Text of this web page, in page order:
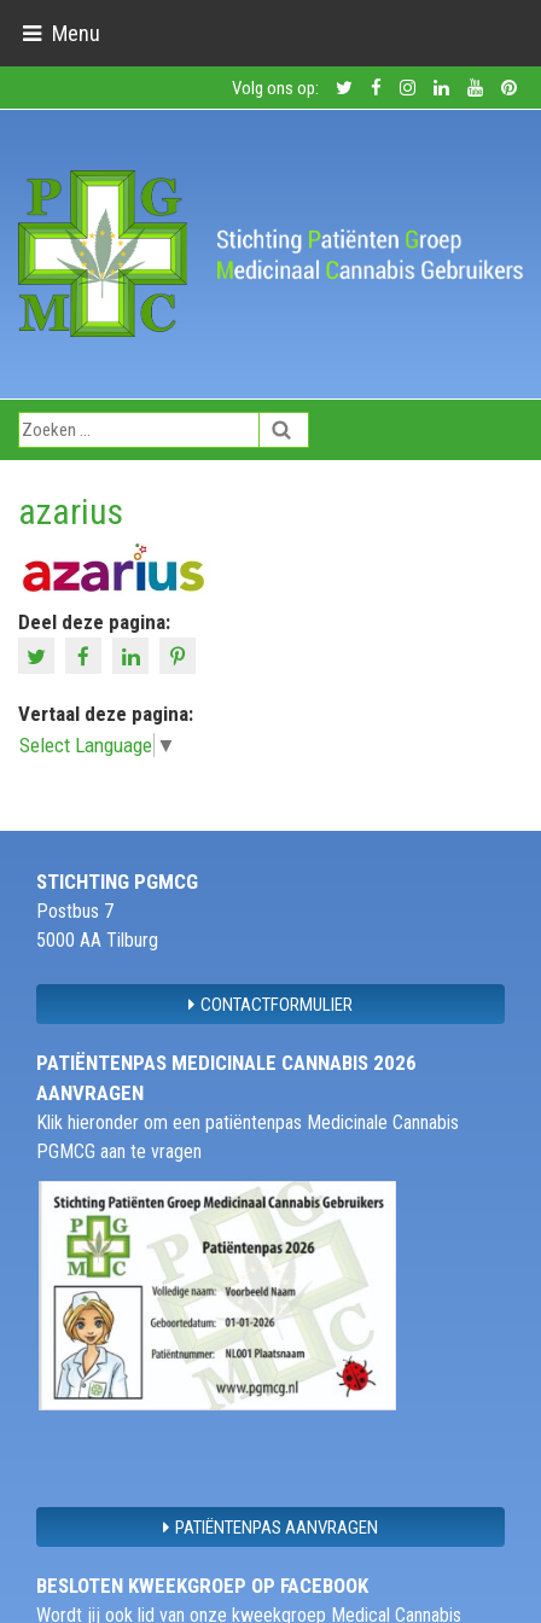
Menu
Volg ons op:
azarius
Deel deze pagina:
Vertaal deze pagina:
Select Language ▼
STICHTING PGMCG
Postbus 7
5000 AA Tilburg
CONTACTFORMULIER
PATIËNTENPAS MEDICINALE CANNABIS 2026
AANVRAGEN
Klik hieronder om een patiëntenpas Medicinale Cannabis
PGMCG aan te vragen
PATIËNTENPAS AANVRAGEN
BESLOTEN KWEEKGROEP OP FACEBOOK
Wordt jij ook lid van onze kweekgroep Medical Cannabis